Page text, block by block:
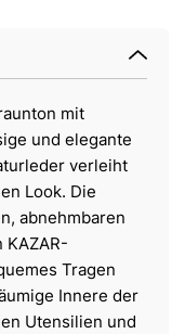
mit
und elegante
verleiht
Look. Die
abnehmbaren
Tragen
Innere der
Utensilien und